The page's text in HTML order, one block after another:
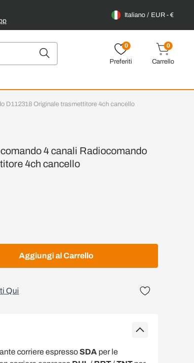
Italiano EUR - €
0
Preferiti
0
Carrello
D112318 Originale trasmettitore 4ch cancello
4 canali Radiocomando
4ch cancello
Aggiungi al Carrello
Qui
corriere espressoSDA per le